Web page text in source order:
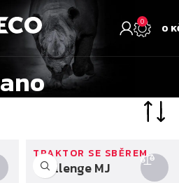
0
0
ano
Challenge MJ
TRAKTOR SE SBĚREM